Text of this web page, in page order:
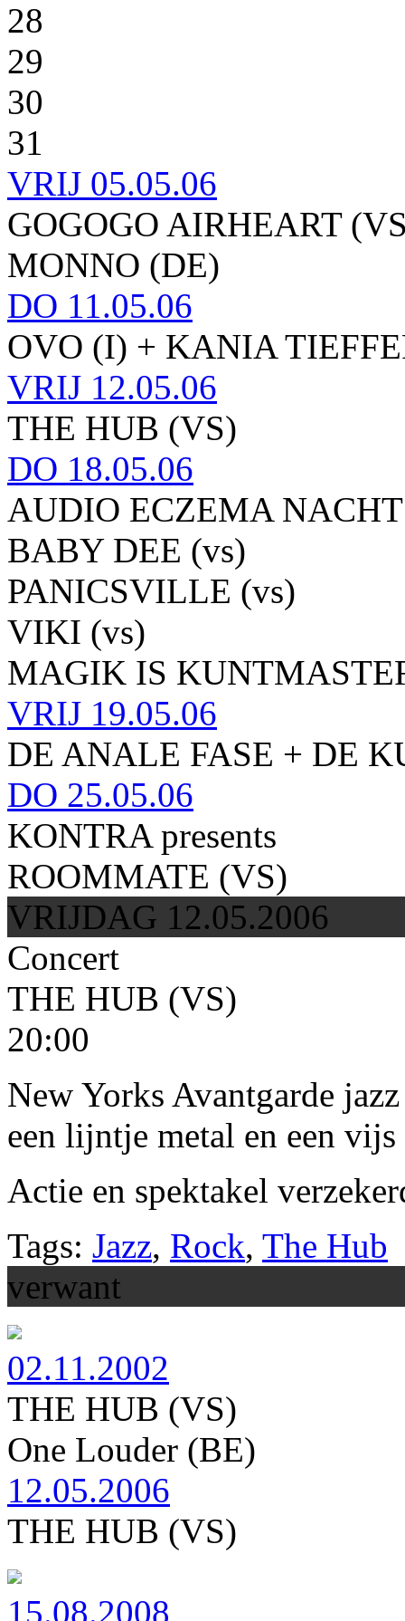
28
29
30
31
VRIJ 05.05.06
GOGOGO AIRHEART
MONNO (DE)
DO 11.05.06
OVO (I) + KANIA
VRIJ 12.05.06
THE HUB (VS)
DO 18.05.06
AUDIO ECZEMA NACHT
BABY DEE (vs)
PANICSVILLE (vs)
VIKI (vs)
MAGIK IS
VRIJ 19.05.06
DE ANALE FASE + DE
DO 25.05.06
KONTRA presents
ROOMMATE (VS)
VRIJDAG 12.05.2006
Concert
THE HUB (VS)
20:00
New Yorks Avantgarde
een lijntje metal en een
Actie en spektakel
Tags: Jazz, Rock, The Hub
verwant
02.11.2002
THE HUB (VS)
One Louder (BE)
12.05.2006
THE HUB (VS)
15.08.2008